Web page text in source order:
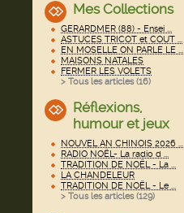
Mes Collections
GERARDMER (88) - Ensei ...
ASTUCES TRICOT et COUT ...
EN MOSELLE ON PARLE LE ...
MAISONS NATALES
FERMER LES VOLETS
> Tous les articles (16)
Réflexions,
humour et jeux
NOUVEL AN CHINOIS 2026 ...
RADIO NOËL- La radio d ...
TRADITION DE NOËL - La ...
LA CHANDELEUR
TRADITION DE NOËL - Le ...
> Tous les articles (129)